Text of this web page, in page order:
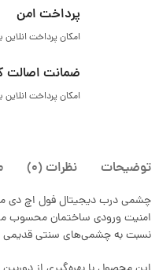
پرداخت امن
امکان پرداخت
ضمانت اصالت
امکان پرداخت
توضیحات نظرات (0)
چشمی درب دیجیتال فول اچ دی
امنیت ورودی ساختمان محسوب
نسبت به چشمی‌های سنتی